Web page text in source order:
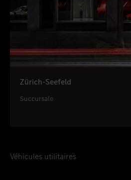
Zürich-Seefeld
Succursale
Véhicules utilitaires